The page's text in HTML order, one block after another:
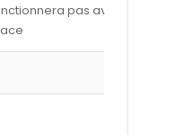
pas avec les